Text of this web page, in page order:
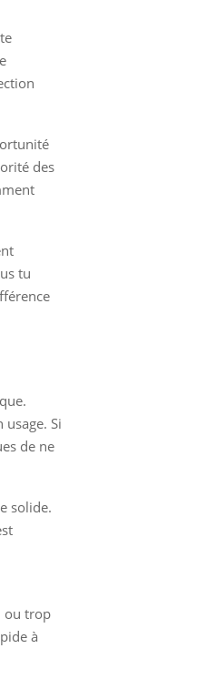
des
tu
Si
de ne
solide.
ou trop
à